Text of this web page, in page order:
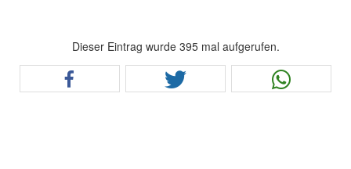
Dieser Eintrag wurde 395 mal aufgerufen.